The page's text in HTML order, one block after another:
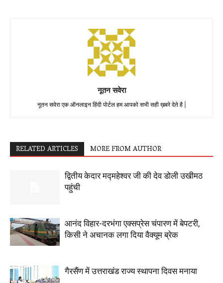
नूतन सवेरा
नूतन सवेरा एक ऑनलाइन हिंदी पोर्टल हम आपको सभी सही ख़बरे देते है |
RELATED ARTICLES MORE FROM AUTHOR
द्वितीय केदार मद्महेश्वर जी की देव डोली उखीमठ
पहुंची
आनंद विहार-दरभंगा एक्सप्रेस चंपारण में बेपटरी,
किसी ने अचानक लगा दिया वैक्यूम ब्रेक
गैरसैंण में उत्तराखंड राज्य स्थापना दिवस मनाया